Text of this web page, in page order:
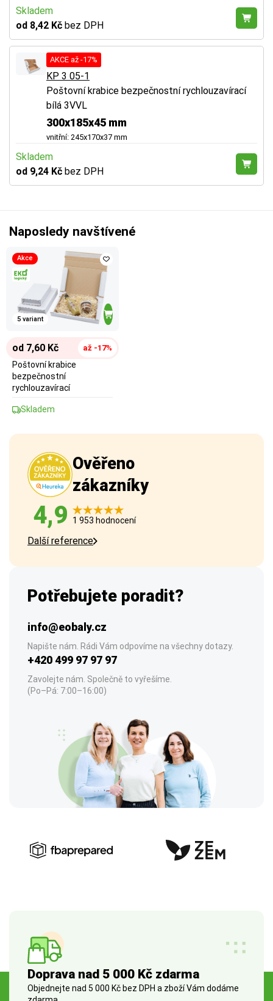
Skladem
od 8,42 Kč bez DPH
AKCE až -17%
KP 3 05-1
Poštovní krabice bezpečnostní rychlouzavírací
bílá 3VVL
300x185x45 mm
vnitřní: 245x170x37 mm
Skladem
od 9,24 Kč bez DPH
Naposledy navštívené
Akce
5 variant
od 7,60 Kč až -17%
Poštovní krabice
bezpečnostní
rychlouzavírací
Skladem
Ověřeno
zákazníky
4,9 1 953 hodnocení
Další reference
Potřebujete poradit?
info@eobaly.cz
Napište nám. Rádi Vám odpovíme na všechny dotazy.
+420 499 97 97 97
Zavolejte nám. Společně to vyřešíme.
(Po–Pá: 7:00–16:00)
Doprava nad 5 000 Kč zdarma
Objednejte nad 5 000 Kč bez DPH a zboží Vám dodáme